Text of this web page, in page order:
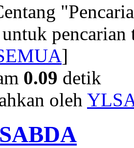
untuk pencarian
]
0.09 detik
oleh